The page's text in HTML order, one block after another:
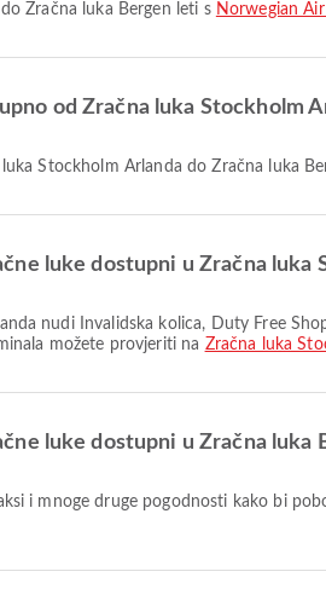
Zračna luka Bergen leti s Norwegian
od Zračna luka Stockholm
luka Stockholm Arlanda do Zračna luka
luke dostupni u Zračna luka
možete provjeriti na Zračna luka
luke dostupni u Zračna luka
i mnoge druge pogodnosti kako bi